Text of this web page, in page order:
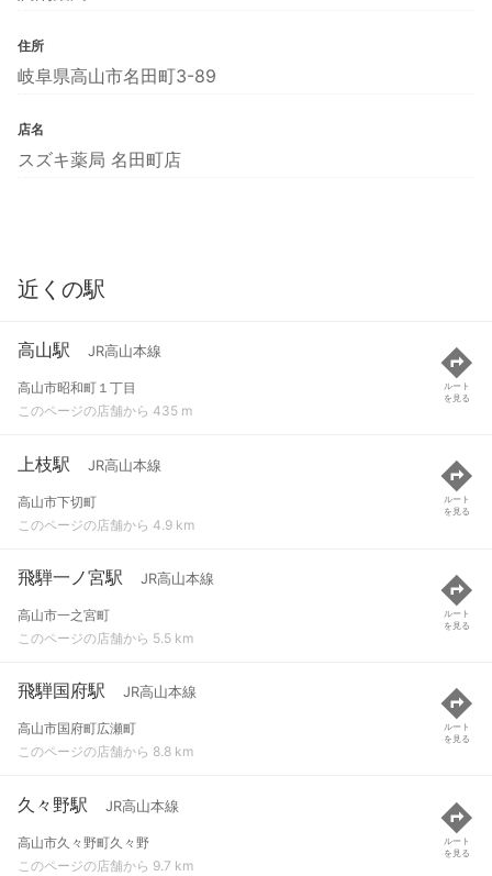
住所
岐阜県高山市名田町3-89
店名
スズキ薬局 名田町店
近くの駅
高山駅 JR高山本線
高山市昭和町１丁目
このページの店舗から 435 m
ルート
を見る
上枝駅 JR高山本線
高山市下切町
このページの店舗から 4.9 km
ルート
を見る
飛騨一ノ宮駅 JR高山本線
高山市一之宮町
このページの店舗から 5.5 km
ルート
を見る
飛騨国府駅 JR高山本線
高山市国府町広瀬町
このページの店舗から 8.8 km
ルート
を見る
久々野駅 JR高山本線
高山市久々野町久々野
このページの店舗から 9.7 km
ルート
を見る